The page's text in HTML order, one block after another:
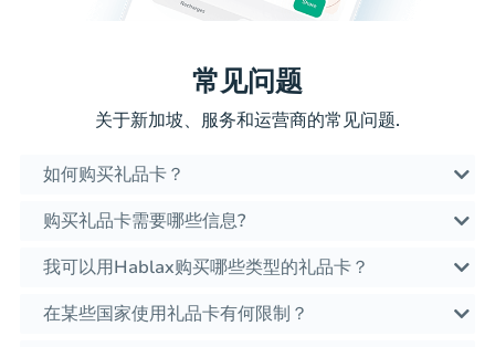
常见问题
关于新加坡、服务和运营商的常见问题.
如何购买礼品卡？
购买礼品卡需要哪些信息?
我可以用Hablax购买哪些类型的礼品卡？
在某些国家使用礼品卡有何限制？